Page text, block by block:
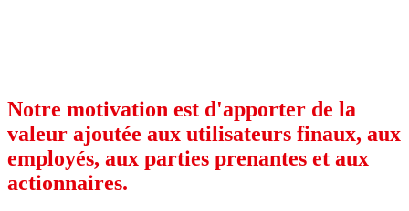
Notre motivation est d'apporter de la
valeur ajoutée aux utilisateurs finaux, aux
employés, aux parties prenantes et aux
actionnaires.